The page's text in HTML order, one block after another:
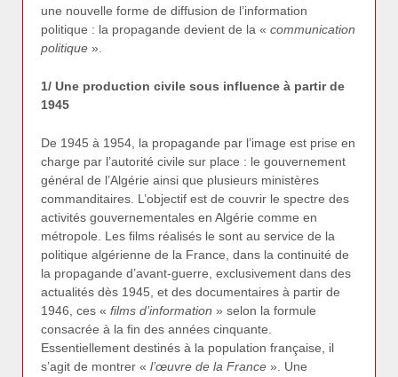
une nouvelle forme de diffusion de l’information
politique : la propagande devient de la « communication
politique ».
1/ Une production civile sous influence à partir de
1945
De 1945 à 1954, la propagande par l’image est prise en
charge par l’autorité civile sur place : le gouvernement
général de l’Algérie ainsi que plusieurs ministères
commanditaires. L’objectif est de couvrir le spectre des
activités gouvernementales en Algérie comme en
métropole. Les films réalisés le sont au service de la
politique algérienne de la France, dans la continuité de
la propagande d’avant-guerre, exclusivement dans des
actualités dès 1945, et des documentaires à partir de
1946, ces « films d’information » selon la formule
consacrée à la fin des années cinquante.
Essentiellement destinés à la population française, il
s’agit de montrer « l’œuvre de la France ». Une